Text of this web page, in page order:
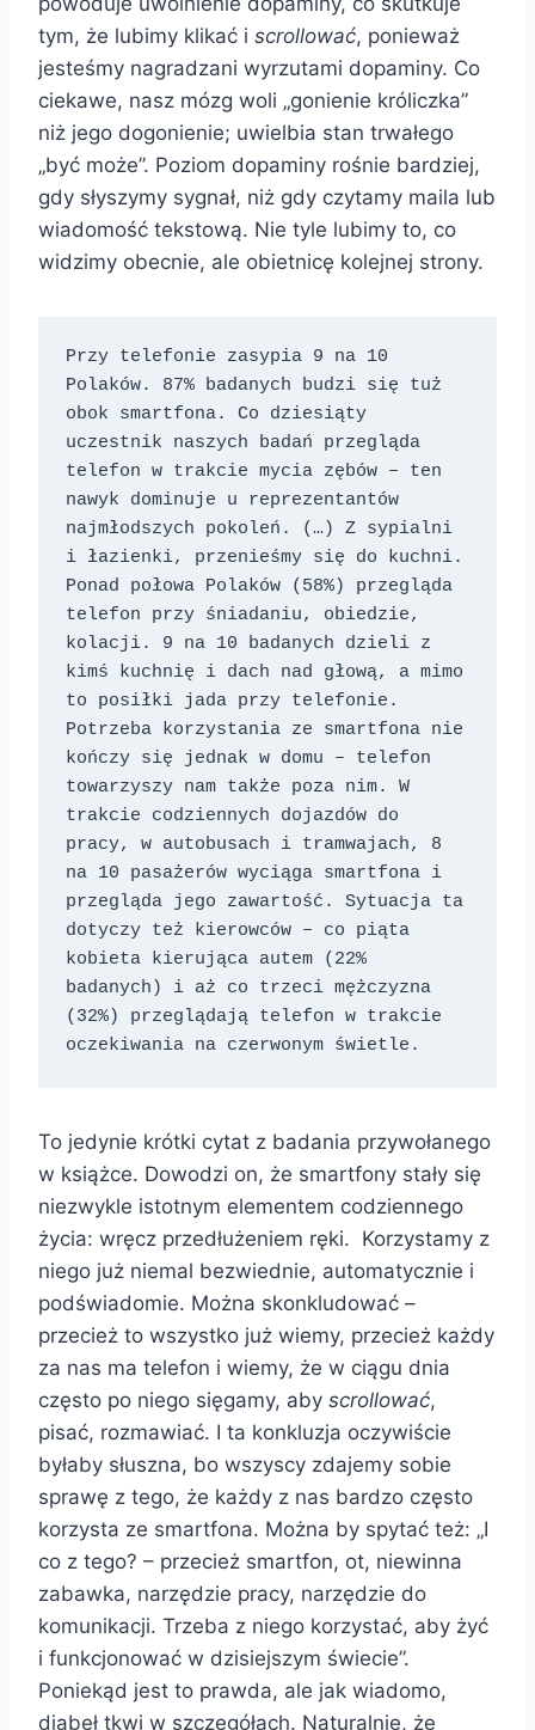
tym, że lubimy klikać i scrollować, ponieważ
jesteśmy nagradzani wyrzutami dopaminy. Co
ciekawe, nasz mózg woli „gonienie króliczka”
niż jego dogonienie; uwielbia stan trwałego
„być może”. Poziom dopaminy rośnie bardziej,
gdy słyszymy sygnał, niż gdy czytamy maila lub
wiadomość tekstową. Nie tyle lubimy to, co
widzimy obecnie, ale obietnicę kolejnej strony.
Przy telefonie zasypia 9 na 10
Polaków. 87% badanych budzi się tuż
obok smartfona. Co dziesiąty
uczestnik naszych badań przegląda
telefon w trakcie mycia zębów – ten
nawyk dominuje u reprezentantów
najmłodszych pokoleń. (…) Z sypialni
i łazienki, przenieśmy się do kuchni.
Ponad połowa Polaków (58%) przegląda
telefon przy śniadaniu, obiedzie,
kolacji. 9 na 10 badanych dzieli z
kimś kuchnię i dach nad głową, a mimo
to posiłki jada przy telefonie.
Potrzeba korzystania ze smartfona nie
kończy się jednak w domu – telefon
towarzyszy nam także poza nim. W
trakcie codziennych dojazdów do
pracy, w autobusach i tramwajach, 8
na 10 pasażerów wyciąga smartfona i
przegląda jego zawartość. Sytuacja ta
dotyczy też kierowców – co piąta
kobieta kierująca autem (22%
badanych) i aż co trzeci mężczyzna
(32%) przeglądają telefon w trakcie
oczekiwania na czerwonym świetle.
To jedynie krótki cytat z badania przywołanego
w książce. Dowodzi on, że smartfony stały się
niezwykle istotnym elementem codziennego
życia: wręcz przedłużeniem ręki. Korzystamy z
niego już niemal bezwiednie, automatycznie i
podświadomie. Można skonkludować –
przecież to wszystko już wiemy, przecież każdy
za nas ma telefon i wiemy, że w ciągu dnia
często po niego sięgamy, aby scrollować,
pisać, rozmawiać. I ta konkluzja oczywiście
byłaby słuszna, bo wszyscy zdajemy sobie
sprawę z tego, że każdy z nas bardzo często
korzysta ze smartfona. Można by spytać też: „I
co z tego? – przecież smartfon, ot, niewinna
zabawka, narzędzie pracy, narzędzie do
komunikacji. Trzeba z niego korzystać, aby żyć
i funkcjonować w dzisiejszym świecie”.
Poniekąd jest to prawda, ale jak wiadomo,
diabeł tkwi w szczegółach. Naturalnie, że